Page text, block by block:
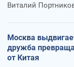
Виталий
Москва
дружба
от Китая